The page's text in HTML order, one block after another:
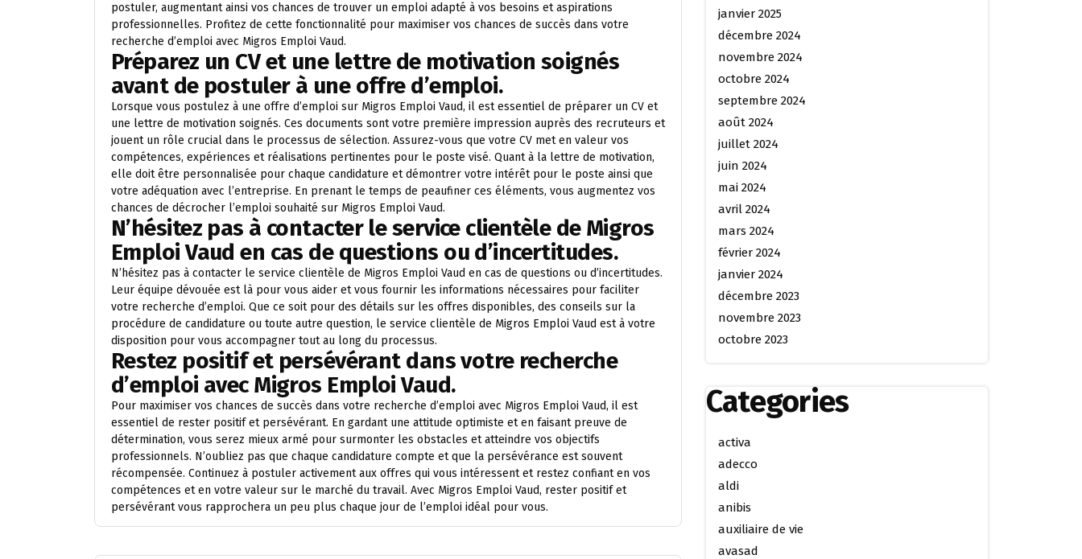
postuler, augmentant ainsi vos chances de trouver un emploi adapté à vos besoins et aspirations
professionnelles. Profitez de cette fonctionnalité pour maximiser vos chances de succès dans votre
recherche d’emploi avec Migros Emploi Vaud.
Préparez un CV et une lettre de motivation soignés
avant de postuler à une offre d’emploi.
Lorsque vous postulez à une offre d’emploi sur Migros Emploi Vaud, il est essentiel de préparer un CV et
une lettre de motivation soignés. Ces documents sont votre première impression auprès des recruteurs et
jouent un rôle crucial dans le processus de sélection. Assurez-vous que votre CV met en valeur vos
compétences, expériences et réalisations pertinentes pour le poste visé. Quant à la lettre de motivation,
elle doit être personnalisée pour chaque candidature et démontrer votre intérêt pour le poste ainsi que
votre adéquation avec l’entreprise. En prenant le temps de peaufiner ces éléments, vous augmentez vos
chances de décrocher l’emploi souhaité sur Migros Emploi Vaud.
N’hésitez pas à contacter le service clientèle de Migros
Emploi Vaud en cas de questions ou d’incertitudes.
N’hésitez pas à contacter le service clientèle de Migros Emploi Vaud en cas de questions ou d’incertitudes.
Leur équipe dévouée est là pour vous aider et vous fournir les informations nécessaires pour faciliter
votre recherche d’emploi. Que ce soit pour des détails sur les offres disponibles, des conseils sur la
procédure de candidature ou toute autre question, le service clientèle de Migros Emploi Vaud est à votre
disposition pour vous accompagner tout au long du processus.
Restez positif et persévérant dans votre recherche
d’emploi avec Migros Emploi Vaud.
Pour maximiser vos chances de succès dans votre recherche d’emploi avec Migros Emploi Vaud, il est
essentiel de rester positif et persévérant. En gardant une attitude optimiste et en faisant preuve de
détermination, vous serez mieux armé pour surmonter les obstacles et atteindre vos objectifs
professionnels. N’oubliez pas que chaque candidature compte et que la persévérance est souvent
récompensée. Continuez à postuler activement aux offres qui vous intéressent et restez confiant en vos
compétences et en votre valeur sur le marché du travail. Avec Migros Emploi Vaud, rester positif et
persévérant vous rapprochera un peu plus chaque jour de l’emploi idéal pour vous.
janvier 2025
décembre 2024
novembre 2024
octobre 2024
septembre 2024
août 2024
juillet 2024
juin 2024
mai 2024
avril 2024
mars 2024
février 2024
janvier 2024
décembre 2023
novembre 2023
octobre 2023
Categories
activa
adecco
aldi
anibis
auxiliaire de vie
avasad